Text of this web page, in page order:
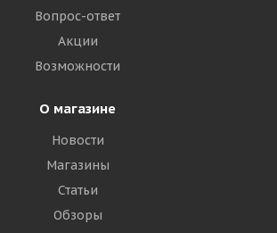
Вопрос-ответ
Акции
Возможности
О магазине
Новости
Магазины
Статьи
Обзоры